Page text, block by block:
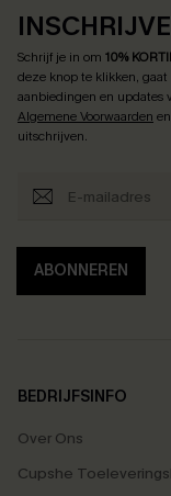
Schrijf je in om 10%
deze knop te klikken,
aanbiedingen en updates
Algemene Voorwaarden en
uitschrijven.
ABONNEREN
BEDRIJFSINFO
Over Ons
Cupshe